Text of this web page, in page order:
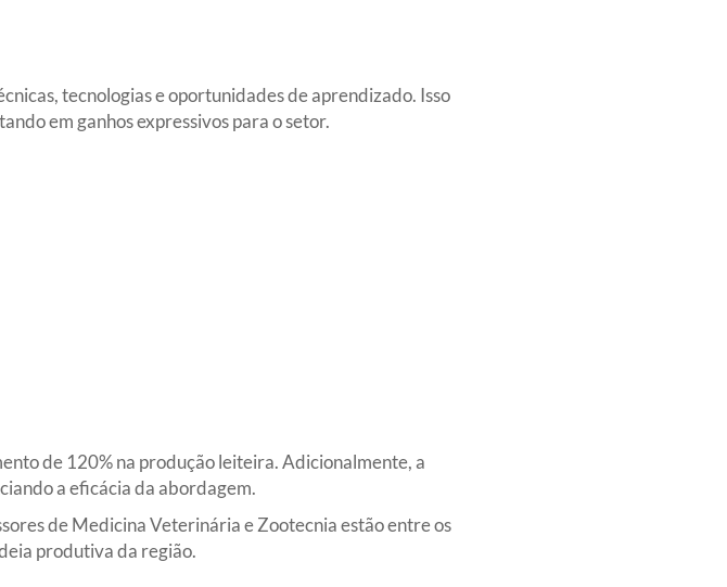
tecnologias e oportunidades de aprendizado. Isso
em ganhos expressivos para o setor.
de 120% na produção leiteira. Adicionalmente, a
a eficácia da abordagem.
de Medicina Veterinária e Zootecnia estão entre os
produtiva da região.